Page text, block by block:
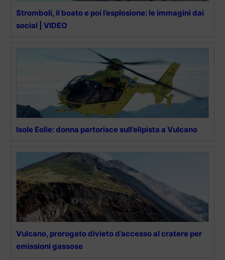
Stromboli, il boato e poi l’esplosione: le immagini dai
social | VIDEO
Isole Eolie: donna partorisce sull’elipista a Vulcano
Vulcano, prorogato divieto d’accesso al cratere per
emissioni gassose